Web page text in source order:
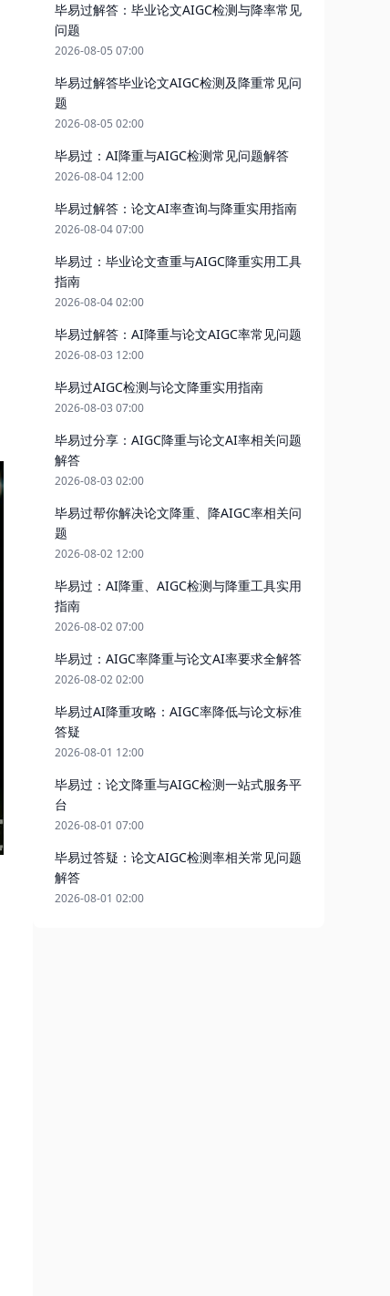
毕易过解答：毕业论文AIGC检测与降率常见
问题
2026-08-05 07:00
毕易过解答毕业论文AIGC检测及降重常见问
题
2026-08-05 02:00
毕易过：AI降重与AIGC检测常见问题解答
2026-08-04 12:00
毕易过解答：论文AI率查询与降重实用指南
2026-08-04 07:00
毕易过：毕业论文查重与AIGC降重实用工具
指南
2026-08-04 02:00
毕易过解答：AI降重与论文AIGC率常见问题
2026-08-03 12:00
毕易过AIGC检测与论文降重实用指南
2026-08-03 07:00
毕易过分享：AIGC降重与论文AI率相关问题
解答
2026-08-03 02:00
毕易过帮你解决论文降重、降AIGC率相关问
题
2026-08-02 12:00
毕易过：AI降重、AIGC检测与降重工具实用
指南
2026-08-02 07:00
毕易过：AIGC率降重与论文AI率要求全解答
2026-08-02 02:00
毕易过AI降重攻略：AIGC率降低与论文标准
答疑
2026-08-01 12:00
毕易过：论文降重与AIGC检测一站式服务平
台
2026-08-01 07:00
毕易过答疑：论文AIGC检测率相关常见问题
解答
2026-08-01 02:00